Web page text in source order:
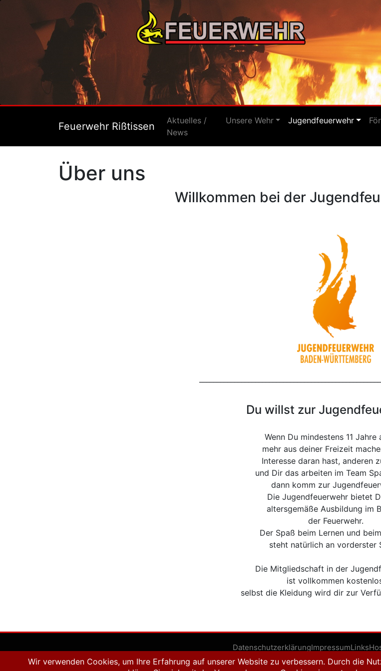
Feuerwehr Rißtissen
Aktuelles /
News
Unsere Wehr Jugendfeuerwehr
Über uns
Willkommen bei der
Du willst zur
Wenn Du mindestens 11 Jahre
mehr aus deiner Freizeit
Interesse daran hast, anderen
und Dir das arbeiten im Team
dann komm zur
Die Jugendfeuerwehr bietet
altersgemäße Ausbildung im
der Feuerwehr.
Der Spaß beim Lernen und
steht natürlich an vorderster
Die Mitgliedschaft in der
ist vollkommen
selbst die Kleidung wird dir zur
DatenschutzerklärungImpressumLinks
Mit Stolz präsentiert von WordPress | Theme: Feuerwehr